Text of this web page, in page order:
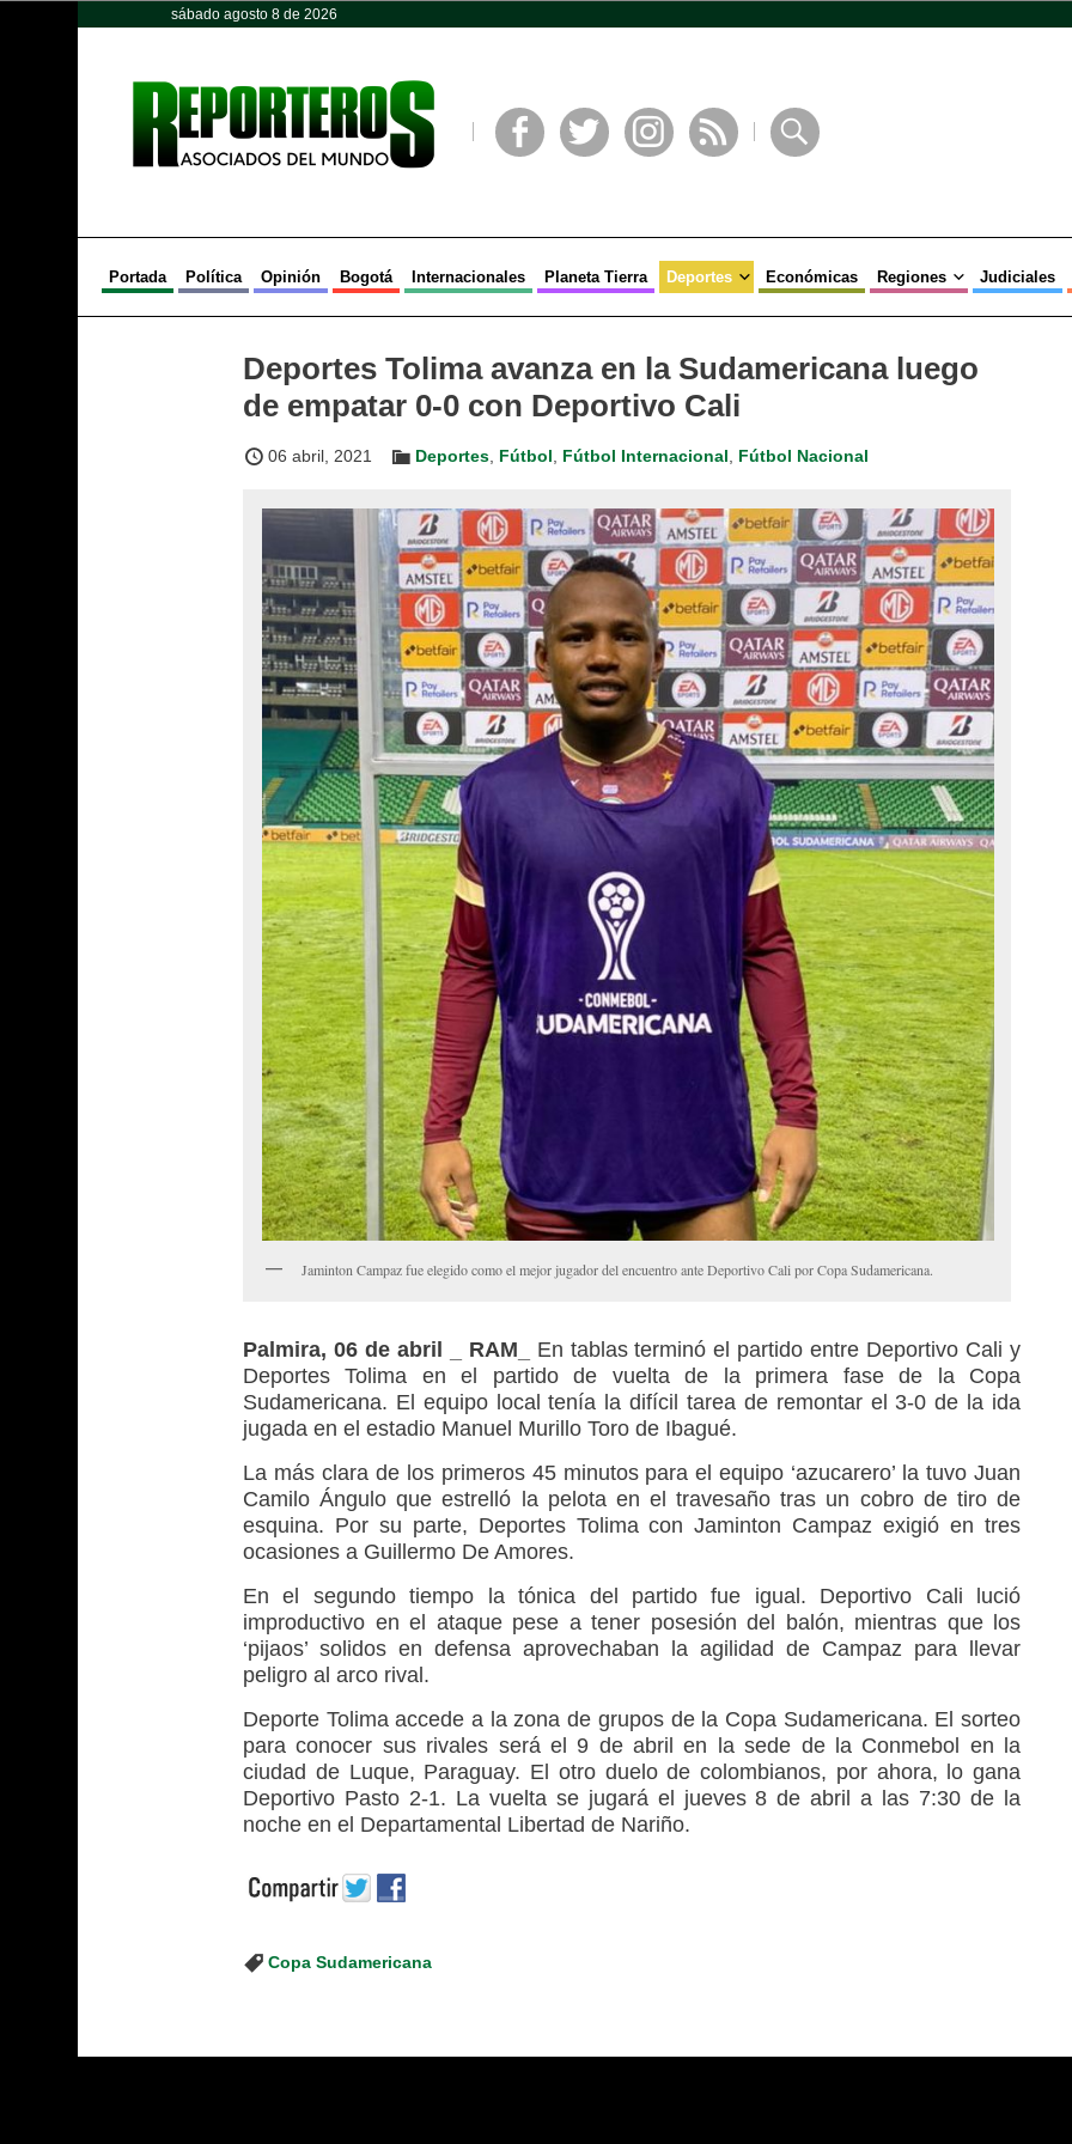
sábado agosto 8 de 2026
Portada Política Opinión Bogotá Internacionales Planeta Tierra Deportes Económicas Regiones Judiciales
Deportes Tolima avanza en la Sudamericana luego
de empatar 0-0 con Deportivo Cali
06 abril, 2021 Deportes Fútbol Fútbol Internacional Fútbol Nacional
Jaminton Campaz fue elegido como el mejor jugador del encuentro ante Deportivo Cali por Copa Sudamericana.
Palmira, 06 de abril _ RAM_
En tablas terminó el partido entre Deportivo Cali y
Deportes Tolima en el partido de vuelta de la primera fase de la Copa
Sudamericana. El equipo local tenía la difícil tarea de remontar el 3-0 de la ida
jugada en el estadio Manuel Murillo Toro de Ibagué.
La más clara de los primeros 45 minutos para el equipo ‘azucarero’ la tuvo Juan
Camilo Ángulo que estrelló la pelota en el travesaño tras un cobro de tiro de
esquina. Por su parte, Deportes Tolima con Jaminton Campaz exigió en tres
ocasiones a Guillermo De Amores.
En el segundo tiempo la tónica del partido fue igual. Deportivo Cali lució
improductivo en el ataque pese a tener posesión del balón, mientras que los
‘pijaos’ solidos en defensa aprovechaban la agilidad de Campaz para llevar
peligro al arco rival.
Deporte Tolima accede a la zona de grupos de la Copa Sudamericana. El sorteo
para conocer sus rivales será el 9 de abril en la sede de la Conmebol en la
ciudad de Luque, Paraguay. El otro duelo de colombianos, por ahora, lo gana
Deportivo Pasto 2-1. La vuelta se jugará el jueves 8 de abril a las 7:30 de la
noche en el Departamental Libertad de Nariño.
Copa Sudamericana
Opinión Política